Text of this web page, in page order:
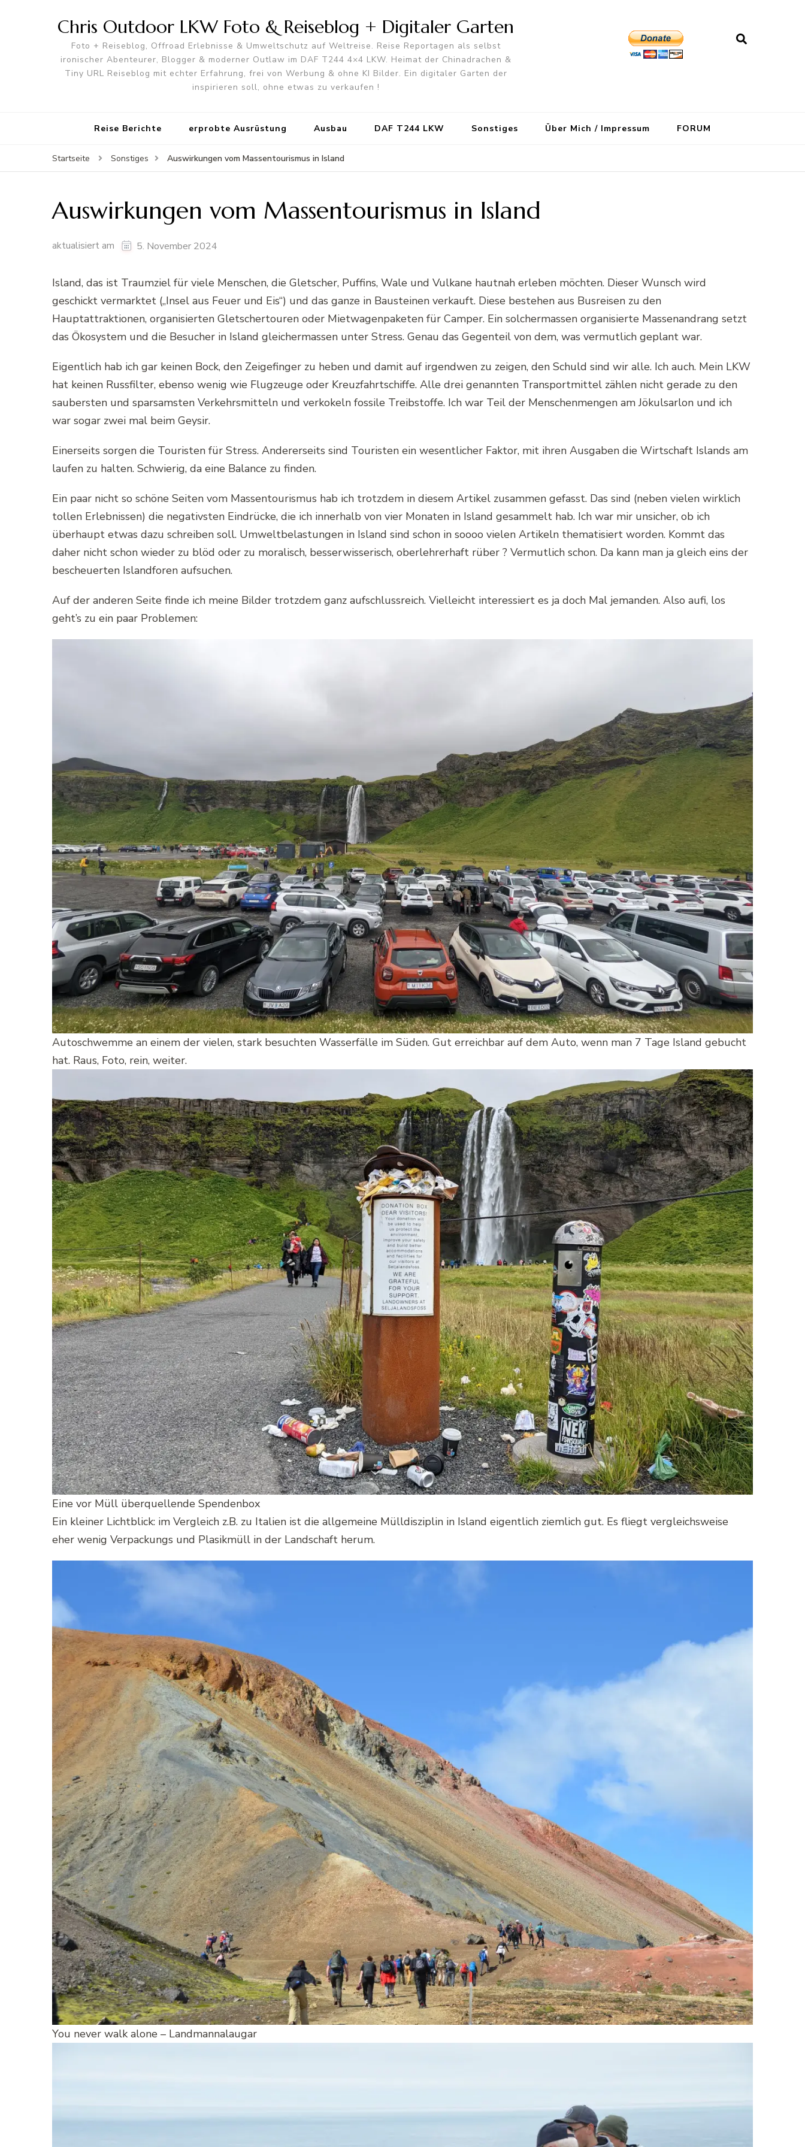
Chris Outdoor LKW Foto & Reiseblog + Digitaler Garten
Foto + Reiseblog, Offroad Erlebnisse & Umweltschutz auf Weltreise. Reise Reportagen als selbst
ironischer Abenteurer, Blogger & moderner Outlaw im DAF T244 4×4 LKW. Heimat der Chinadrachen &
Tiny URL Reiseblog mit echter Erfahrung, frei von Werbung & ohne KI Bilder. Ein digitaler Garten der
inspirieren soll, ohne etwas zu verkaufen !
Reise Berichte erprobte Ausrüstung Ausbau DAF T244 LKW Sonstiges Über Mich / Impressum FORUM
Startseite Sonstiges Auswirkungen vom Massentourismus in Island
Auswirkungen vom Massentourismus in Island
aktualisiert am 5. November 2024
Island, das ist Traumziel für viele Menschen, die Gletscher, Puffins, Wale und Vulkane hautnah erleben möchten. Dieser Wunsch wird
geschickt vermarktet („Insel aus Feuer und Eis“) und das ganze in Bausteinen verkauft. Diese bestehen aus Busreisen zu den
Hauptattraktionen, organisierten Gletschertouren oder Mietwagenpaketen für Camper. Ein solchermassen organisierte Massenandrang setzt
das Ökosystem und die Besucher in Island gleichermassen unter Stress. Genau das Gegenteil von dem, was vermutlich geplant war.
Eigentlich hab ich gar keinen Bock, den Zeigefinger zu heben und damit auf irgendwen zu zeigen, den Schuld sind wir alle. Ich auch. Mein LKW
hat keinen Russfilter, ebenso wenig wie Flugzeuge oder Kreuzfahrtschiffe. Alle drei genannten Transportmittel zählen nicht gerade zu den
saubersten und sparsamsten Verkehrsmitteln und verkokeln fossile Treibstoffe. Ich war Teil der Menschenmengen am Jökulsarlon und ich
war sogar zwei mal beim Geysir.
Einerseits sorgen die Touristen für Stress. Andererseits sind Touristen ein wesentlicher Faktor, mit ihren Ausgaben die Wirtschaft Islands am
laufen zu halten. Schwierig, da eine Balance zu finden.
Ein paar nicht so schöne Seiten vom Massentourismus hab ich trotzdem in diesem Artikel zusammen gefasst. Das sind (neben vielen wirklich
tollen Erlebnissen) die negativsten Eindrücke, die ich innerhalb von vier Monaten in Island gesammelt hab. Ich war mir unsicher, ob ich
überhaupt etwas dazu schreiben soll. Umweltbelastungen in Island sind schon in soooo vielen Artikeln thematisiert worden. Kommt das
daher nicht schon wieder zu blöd oder zu moralisch, besserwisserisch, oberlehrerhaft rüber ? Vermutlich schon. Da kann man ja gleich eins der
bescheuerten Islandforen aufsuchen.
Auf der anderen Seite finde ich meine Bilder trotzdem ganz aufschlussreich. Vielleicht interessiert es ja doch Mal jemanden. Also aufi, los
geht’s zu ein paar Problemen:
Autoschwemme an einem der vielen, stark besuchten Wasserfälle im Süden. Gut erreichbar auf dem Auto, wenn man 7 Tage Island gebucht
hat. Raus, Foto, rein, weiter.
Eine vor Müll überquellende Spendenbox
Ein kleiner Lichtblick: im Vergleich z.B. zu Italien ist die allgemeine Mülldisziplin in Island eigentlich ziemlich gut. Es fliegt vergleichsweise
eher wenig Verpackungs und Plasikmüll in der Landschaft herum.
You never walk alone – Landmannalaugar